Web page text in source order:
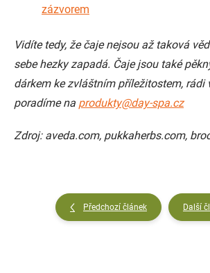
zázvorem
Vidíte tedy, že čaje nejsou až taková
sebe hezky zapadá. Čaje jsou také
dárkem ke zvláštním příležitostem, rádi
poradíme na produkty@day-spa.cz
Zdroj: aveda.com, pukkaherbs.com,
Předchozí článek Další